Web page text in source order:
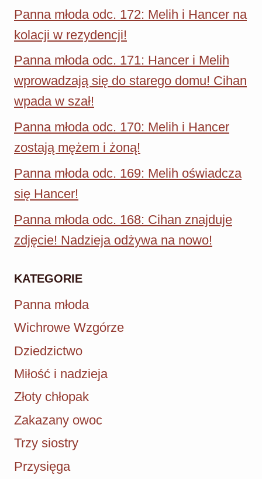
Panna młoda odc. 172: Melih i Hancer na
kolacji w rezydencji!
Panna młoda odc. 171: Hancer i Melih
wprowadzają się do starego domu! Cihan
wpada w szał!
Panna młoda odc. 170: Melih i Hancer
zostają mężem i żoną!
Panna młoda odc. 169: Melih oświadcza
się Hancer!
Panna młoda odc. 168: Cihan znajduje
zdjęcie! Nadzieja odżywa na nowo!
KATEGORIE
Panna młoda
Wichrowe Wzgórze
Dziedzictwo
Miłość i nadzieja
Złoty chłopak
Zakazany owoc
Trzy siostry
Przysięga